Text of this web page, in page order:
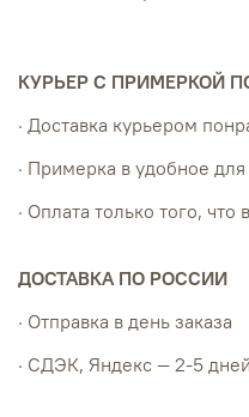
КУРЬЕР С ПРИМЕРКОЙ
· Доставка курьером
· Примерка в удобное
· Оплата только того,
ДОСТАВКА ПО РОССИИ
· Отправка в день заказа
· СДЭК, Яндекс — 2-5 дней